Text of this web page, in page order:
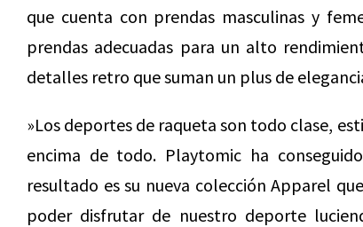
que cuenta con prendas masculinas y
prendas adecuadas para un alto
detalles retro que suman un plus de
»Los deportes de raqueta son todo clase,
encima de todo. Playtomic ha
resultado es su nueva colección Apparel
poder disfrutar de nuestro deporte